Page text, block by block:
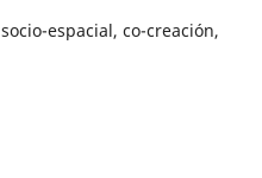
espacial, co-creación,